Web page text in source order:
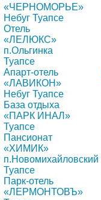
«ЧЕРНОМОРЬЕ»
Небуг Туапсе
Отель
«ЛЕЛЮКС»
п.Ольгинка
Туапсе
Апарт-отель
«ЛАВИКОН»
Небуг Туапсе
База отдыха
«ПАРК ИНАЛ»
Туапсе
Пансионат
«ХИМИК»
п.Новомихайловский
Туапсе
Парк-отель
«ЛЕРМОНТОВЪ»